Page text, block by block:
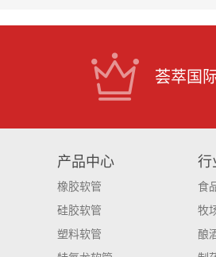
荟萃国
产品中心
橡胶软管
硅胶软管
塑料软管
行
食
牧
酿